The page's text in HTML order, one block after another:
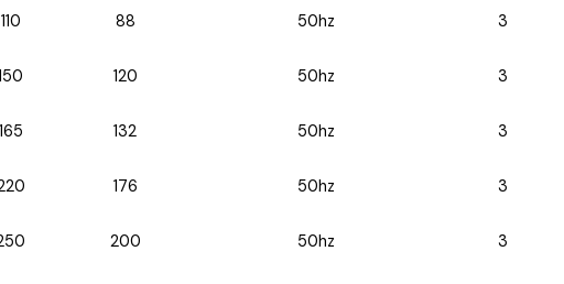
110 88 50hz 3
120 50hz 3
165 132 50hz 3
176 50hz 3
200 50hz 3